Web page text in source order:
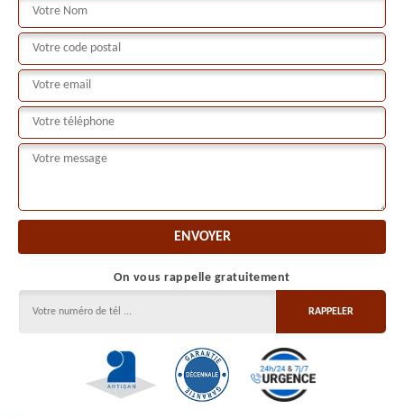
On vous rappelle gratuitement